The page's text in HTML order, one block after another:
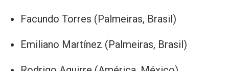
Facundo Torres (Palmeiras, Brasil)
Emiliano Martínez (Palmeiras, Brasil)